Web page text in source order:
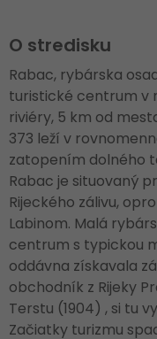
O stredisku
Rabac, rybárska
turistické centrum v
riviéry, 5 km od
373 leží v
zatopením dolného
Rabac je situovaný
Rijeckého zálivu,
Labinom. Malá
centrum s typickou
oddávna získavala
obchodník z Rijeky
Terstu (1904) , si tu
Začiatky turizmu